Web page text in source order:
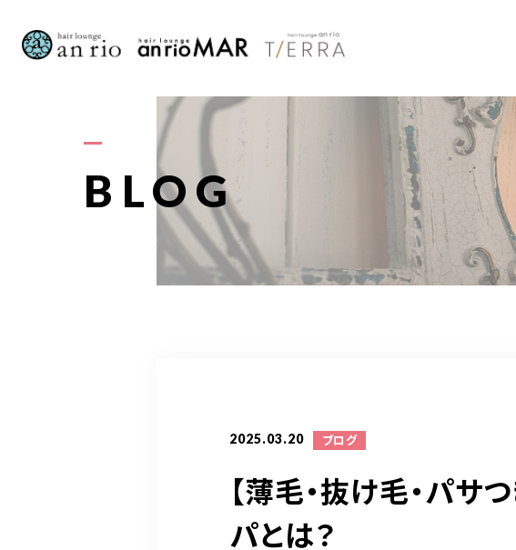
BLOG
2025.03.20 ブログ
【薄毛・抜け毛・パ
パとは？
ABOUT US
STYLE
STAFF〈anrio